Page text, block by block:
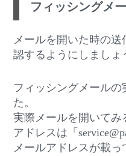
フィッシングメ
メールを開いた時の
認するようにしましょ
フィッシングメール
た。
実際メールを開いて
アドレスは「
メールアドレスが載っ